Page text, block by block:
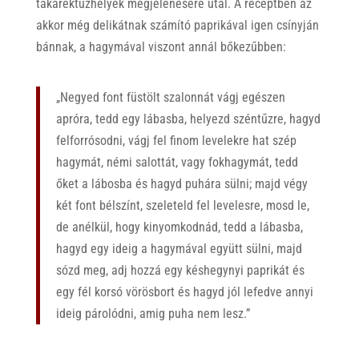
takaréktűzhelyek megjelenésére utal. A receptben az
akkor még delikátnak számító paprikával igen csínyján
bánnak, a hagymával viszont annál bőkezűbben:
„Negyed font füstölt szalonnát vágj egészen
apróra, tedd egy lábasba, helyezd széntűzre, hagyd
felforrósodni, vágj fel finom levelekre hat szép
hagymát, némi salottát, vagy fokhagymát, tedd
őket a lábosba és hagyd puhára sülni; majd végy
két font bélszínt, szeleteld fel levelesre, mosd le,
de anélkül, hogy kinyomkodnád, tedd a lábasba,
hagyd egy ideig a hagymával együtt sülni, majd
sózd meg, adj hozzá egy késhegynyi paprikát és
egy fél korsó vörösbort és hagyd jól lefedve annyi
ideig párolódni, amig puha nem lesz.”